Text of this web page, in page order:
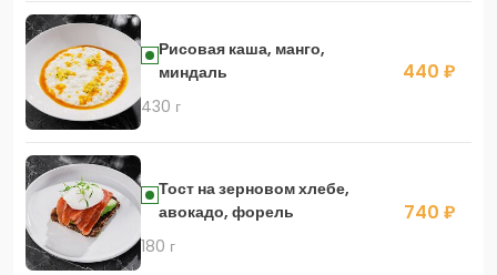
Рисовая каша, манго,
миндаль
430 г
440 ₽
Тост на зерновом хлебе,
авокадо, форель
180 г
740 ₽